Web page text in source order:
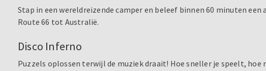
Stap in een wereldreizende camper en beleef binnen 60 minuten een
Route 66 tot Australië.
Disco Inferno
Puzzels oplossen terwijl de muziek draait! Hoe sneller je speelt, hoe